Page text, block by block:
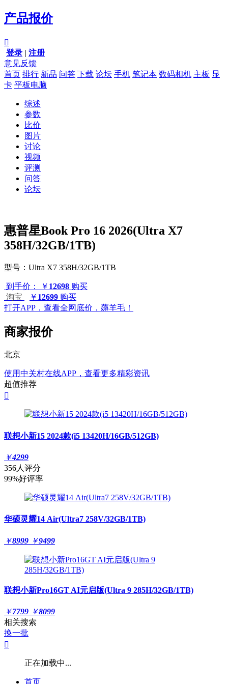
产品报价

登录 | 注册
意见反馈
首页 排行 新品 问答 下载 论坛 手机 笔记本 数码相机 主板 显
卡 平板电脑
综述
参数
比价
图片
讨论
视频
评测
问答
论坛
惠普星Book Pro 16 2026(Ultra X7
358H/32GB/1TB)
型号： Ultra X7 358H/32GB/1TB
到手价： ￥ 12698 购买
淘宝
￥ 12699 购买
打开APP，查看全网底价，薅羊毛！
商家报价
北京
使用中关村在线APP，查看更多精彩资讯
超值推荐

联想小新15 2024款(i5 13420H/16GB/512GB)
￥4299
356人评分
99%好评率
华硕灵耀14 Air(Ultra7 258V/32GB/1TB)
￥8999 ￥9499
联想小新Pro16GT AI元启版(Ultra 9 285H/32GB/1TB)
￥7799 ￥8099
相关搜索
换一批

正在加载中...
首页